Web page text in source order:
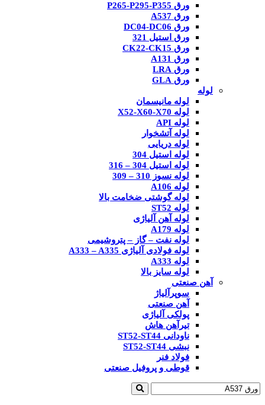
ورق P265-P295-P355
ورق A537
ورق DC04-DC06
ورق استیل 321
ورق CK22-CK15
ورق A131
ورق LRA
ورق GLA
لوله
لوله مانیسمان
لوله X52-X60-X70
لوله API
لوله آتشخوار
لوله دریایی
لوله استیل 304
لوله استیل 304 – 316
لوله نسوز 310 – 309
لوله A106
لوله گوشتی ضخامت بالا
لوله ST52
لوله آهن آلیاژی
لوله A179
لوله نفت – گاز – پتروشیمی
لوله فولادی آلیاژی A333 – A335
لوله A333
لوله سایز بالا
آهن صنعتی
سوپرآلیاژ
آهن صنعتی
پولکی آلیاژی
تیرآهن هاش
ناودانی ST52-ST44
نبشی ST52-ST44
فولاد فنر
قوطی و پروفیل صنعتی